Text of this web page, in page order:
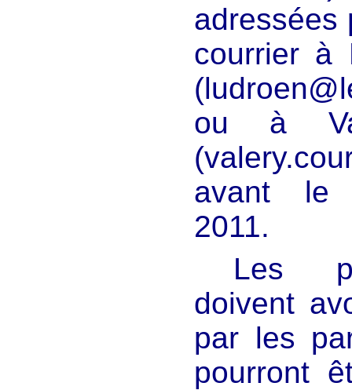
adressées
courrier à
ou à
avant le
2011.
Les
doivent
par les
pourront